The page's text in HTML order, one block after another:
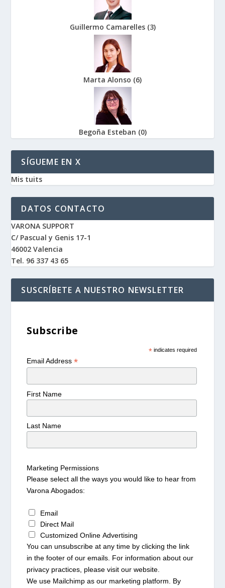
Guillermo Camarelles (3)
Marta Alonso (6)
Begoña Esteban (0)
SÍGUEME EN X
Mis tuits
DATOS CONTACTO
VARONA SUPPORT
C/ Pascual y Genis 17-1
46002 Valencia
Tel. 96 337 43 65
SUSCRÍBETE A NUESTRO NEWSLETTER
Subscribe
*indicates required
Email Address*
First Name
Last Name
Marketing Permissions
Please select all the ways you would like to hear from
Varona Abogados:
Email
Direct Mail
Customized Online Advertising
You can unsubscribe at any time by clicking the link
in the footer of our emails. For information about our
privacy practices, please visit our website.
We use Mailchimp as our marketing platform. By